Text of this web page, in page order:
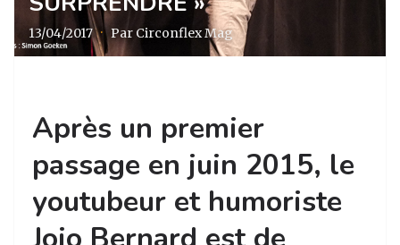
13/04/2017 · Par Circonflex Mag
Après un premier
passage en juin 2015, le
youtubeur et humoriste